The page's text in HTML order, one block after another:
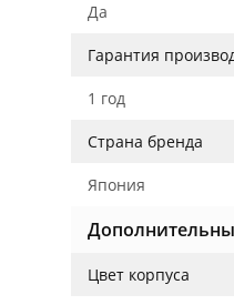
Да
Гарантия
1 год
Страна бренда
Япония
Цвет корпуса